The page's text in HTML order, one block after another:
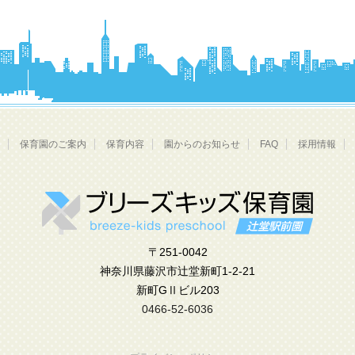
保育園のご案内 保育内容 園からのお知らせ FAQ 採用情報
〒251-0042
神奈川県藤沢市辻堂新町1-2-21
新町GⅡビル203
0466-52-6036